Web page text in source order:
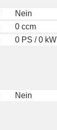
Nein
0 ccm
0 PS / 0 kW
Nein